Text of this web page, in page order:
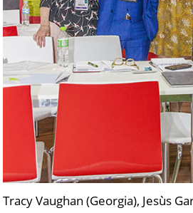
Tracy Vaughan (Georgia), Jesùs